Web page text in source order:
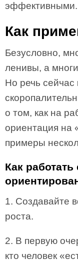
эффективными.
Как
Безусловно,
ленивы, а
Но речь
о том, как на
ориентация на
примеры
Как
1. Создавайте
роста.
2. В первую
кто человек